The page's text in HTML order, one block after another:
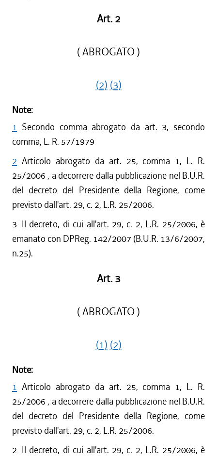
Art. 2
( ABROGATO )
(2) (3)
Note:
1 Secondo comma abrogato da art. 3, secondo
comma, L. R. 57/1979
2 Articolo abrogato da art. 25, comma 1, L. R.
25/2006 , a decorrere dalla pubblicazione nel B.U.R.
del decreto del Presidente della Regione, come
previsto dall'art. 29, c. 2, L.R. 25/2006.
3 Il decreto, di cui all'art. 29, c. 2, L.R. 25/2006, è
emanato con DPReg. 142/2007 (B.U.R. 13/6/2007,
n.25).
Art. 3
( ABROGATO )
(1) (2)
Note:
1 Articolo abrogato da art. 25, comma 1, L. R.
25/2006 , a decorrere dalla pubblicazione nel B.U.R.
del decreto del Presidente della Regione, come
previsto dall'art. 29, c. 2, L.R. 25/2006.
2 Il decreto, di cui all'art. 29, c. 2, L.R. 25/2006, è